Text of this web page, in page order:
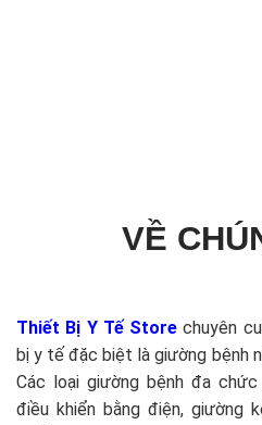
VỀ
Thiết Bị Y Tế Store chuyên
bị y tế đặc biệt là giường bệnh
Các loại giường bệnh đa chức
điều khiển bằng điện, giường